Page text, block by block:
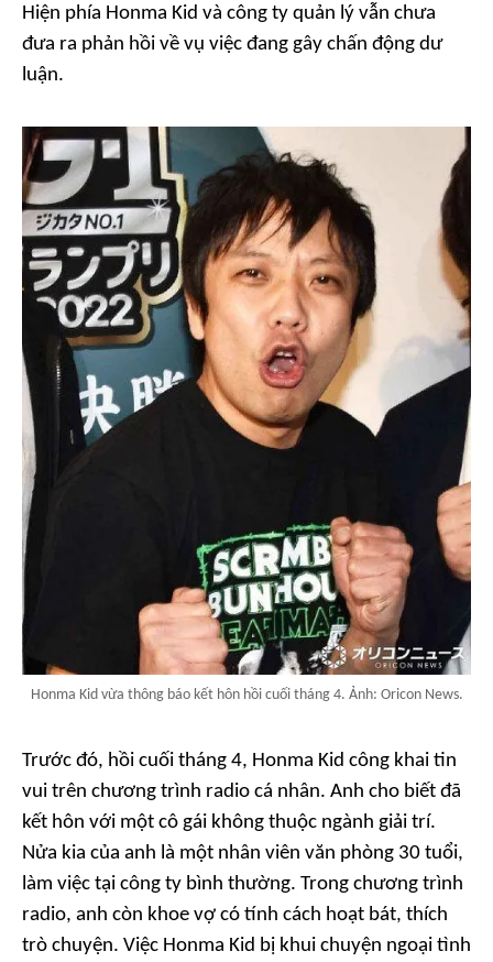
Hiện phía Honma Kid và công ty quản lý vẫn chưa
đưa ra phản hồi về vụ việc đang gây chấn động dư
luận.
Honma Kid vừa thông báo kết hôn hồi cuối tháng 4. Ảnh: Oricon News.
Trước đó, hồi cuối tháng 4, Honma Kid công khai tin
vui trên chương trình radio cá nhân. Anh cho biết đã
kết hôn với một cô gái không thuộc ngành giải trí.
Nửa kia của anh là một nhân viên văn phòng 30 tuổi,
làm việc tại công ty bình thường. Trong chương trình
radio, anh còn khoe vợ có tính cách hoạt bát, thích
trò chuyện. Việc Honma Kid bị khui chuyện ngoại tình